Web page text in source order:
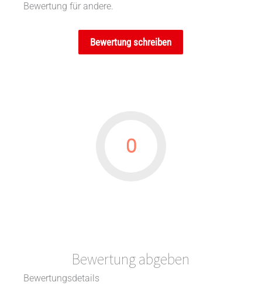
Bewertung für andere.
Bewertung schreiben
0
Bewertung abgeben
Bewertungsdetails